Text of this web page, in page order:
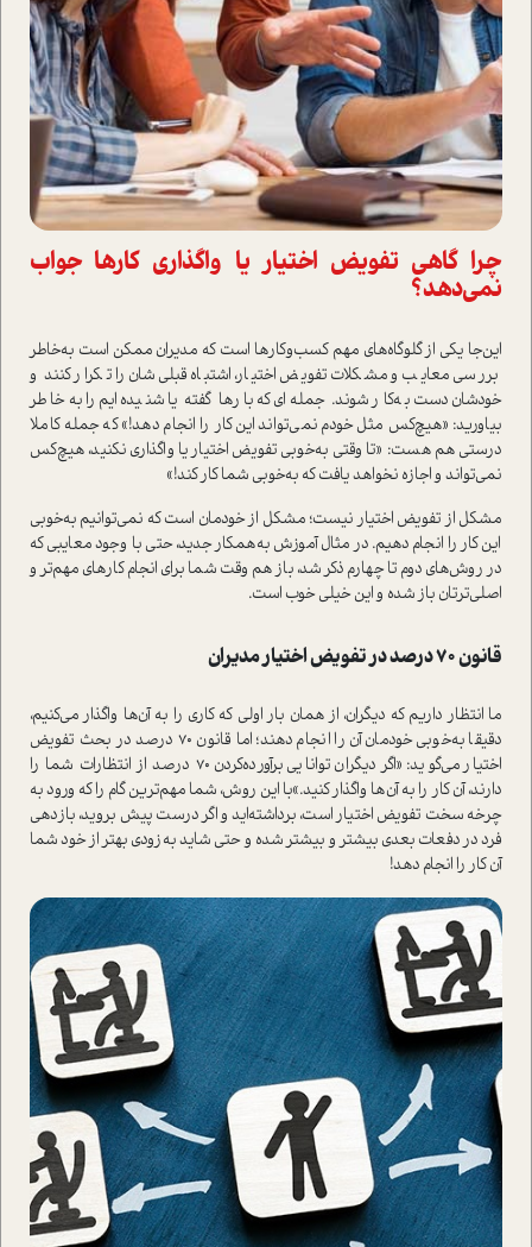
چرا گاهی تفویض اختیار یا واگذاری کارها جواب
نمی‌دهد؟
این‌جا یکی از گلوگاه‌های مهم کسب‌وکارها ا‌ست که مدیران ممکن ا‌ست به‌خاطر
بررسی معایب و مشکلات تفویض اختیار، اشتباه قبلی‌شان را تکرار کنند و
خودشان دست به‌کار شوند. جمله‌ای که بارها گفته یا شنیده‌ایم را به‌خاطر
بیاورید: «هیچ‌کس مثل خودم نمی‌تواند این کار را انجام دهد!» که جمله کاملا
درستی هم هست: «تا وقتی به‌خوبی تفویض اختیار یا واگذاری نکنید، هیچ‌کس
نمی‌تواند و اجازه نخواهد یافت که به‌خوبی شما کار کند!»
مشکل از تفویض اختیار نیست؛ مشکل از خودمان ا‌ست که نمی‌توانیم به‌خوبی
این کار را انجام دهیم. در مثال آموزش به‌همکار جدید، حتی با وجود معایبی که
در روش‌های دوم تا چهارم ذکر شد، باز هم وقت شما برای انجام کارهای مهم‌تر و
اصلی‌ترتان باز شده و این خیلی خوب ا‌ست.
قانون 70 درصد در تفویض اختیار مدیران
ما انتظار داریم که دیگران، از همان بار اولی که کاری را به آن‌ها واگذار می‌کنیم،
دقیقا به‌خوبی خودمان آن را انجام دهند؛ اما قانون 70 درصد در بحث تفویض
اختیار می‌گوید: «اگر دیگران توانایی برآورده‌کردن 70 درصد از انتظارات شما را
دارند‌، آن کار را به آن‌ها واگذار کنید.»با این روش، شما مهم‌ترین گام را که ورود به
چرخه سخت تفویض اختیار ا‌ست، برداشته‌اید و اگر درست پیش بروید، بازدهی
فرد در دفعات بعدی بیشتر و بیشتر شده و حتی شاید به‌زودی بهتر از خود شما
آن کار را انجام دهد!